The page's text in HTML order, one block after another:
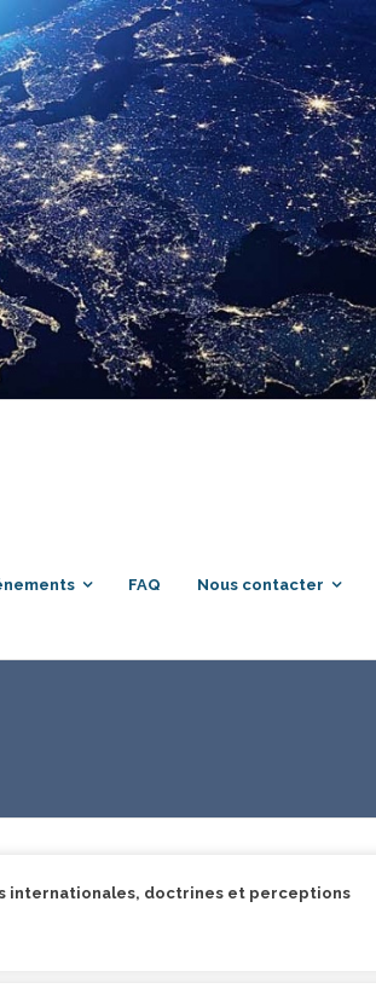
FAQ Nous contacter
internationales, doctrines et perceptions